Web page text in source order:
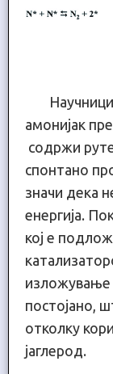
амонијак
содржи
спонтано
значи дека
енергија.
кој е
изложување
постојано,
отколку
јаглерод.